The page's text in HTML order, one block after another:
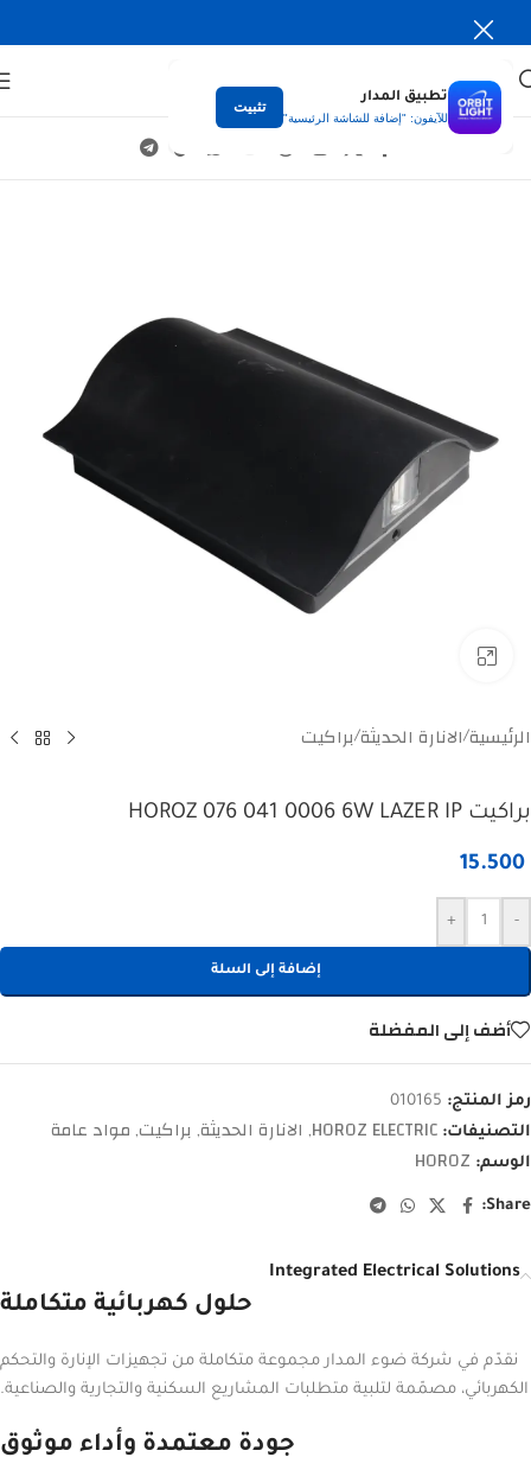
تطبيق المدار
للآيفون: "إضافة للشاشة الرئيسية"
تثبيت
الرئيسية/الانارة الحديثة/براكيت
براكيت HOROZ 076 041 0006 6W LAZER IP
15.500
-
+
إضافة إلى السلة
أضف إلى المفضلة
رمز المنتج: 010165
التصنيفات: HOROZ ELECTRIC
, الانارة الحديثة, براكيت, مواد عامة
الوسم: HOROZ
Share:
Integrated Electrical Solutions
حلول كهربائية متكاملة
نقدّم في شركة ضوء المدار مجموعة متكاملة من تجهيزات الإنارة والتحكم
الكهربائي، مصمّمة لتلبية متطلبات المشاريع السكنية والتجارية والصناعية.
جودة معتمدة وأداء موثوق